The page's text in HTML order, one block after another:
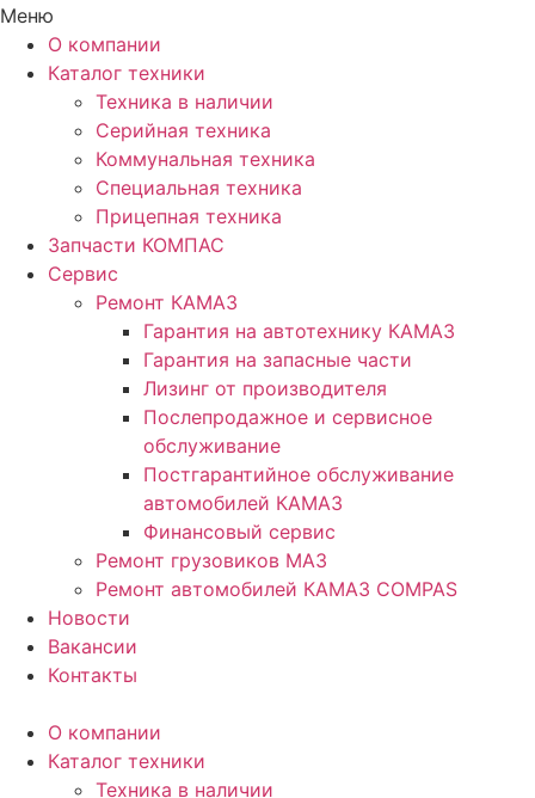
Меню
О компании
Каталог техники
Техника в наличии
Серийная техника
Коммунальная техника
Специальная техника
Прицепная техника
Запчасти КОМПАС
Сервис
Ремонт КАМАЗ
Гарантия на автотехнику КАМАЗ
Гарантия на запасные части
Лизинг от производителя
Послепродажное и сервисное
обслуживание
Постгарантийное обслуживание
автомобилей КАМАЗ
Финансовый сервис
Ремонт грузовиков МАЗ
Ремонт автомобилей КАМАЗ COMPAS
Новости
Вакансии
Контакты
О компании
Каталог техники
Техника в наличии